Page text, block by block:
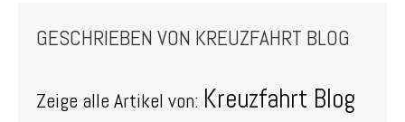
GESCHRIEBEN VON KREUZFAHRT BLOG
Zeige alle Artikel von: Kreuzfahrt Blog